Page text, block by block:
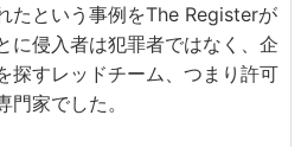
たという事例をThe Registerが
に侵入者は犯罪者ではなく、企
探すレッドチーム、つまり許可
家でした。